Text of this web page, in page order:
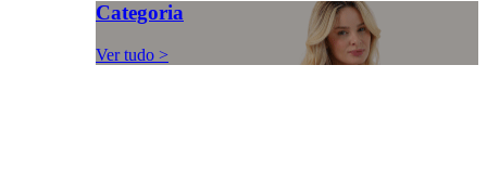
Categoria
Ver tudo >